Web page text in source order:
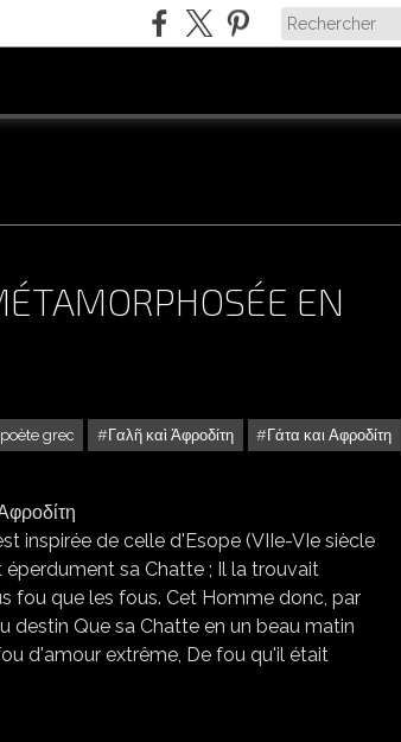
EN
poète grec Γαλῆ καὶ Ἀφροδίτη
Γάτα και Αφροδίτη
inspirée de celle d'Esope (VIIe-VIe siècle
sa Chatte ; Il la trouvait
fou que les fous. Cet Homme donc, par
destin Que sa Chatte en un beau matin
d'amour extrême, De fou qu'il était